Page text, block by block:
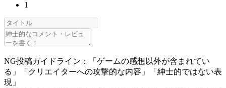
1
NG投稿ガイドライン：「ゲームの感想以外が含まれてい
る」「クリエイターへの攻撃的な内容」「紳士的ではない表
現」